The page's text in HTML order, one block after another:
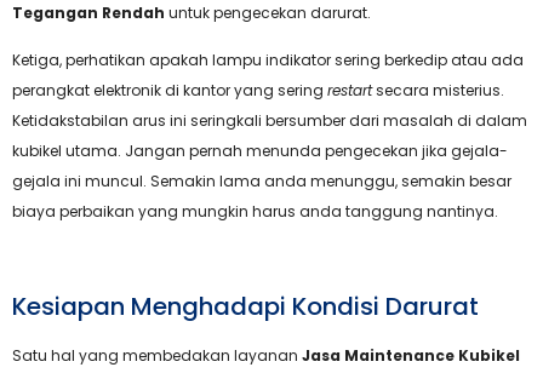
Tegangan Rendah untuk pengecekan darurat.
Ketiga, perhatikan apakah lampu indikator sering berkedip atau ada
perangkat elektronik di kantor yang sering restartsecara misterius.
Ketidakstabilan arus ini seringkali bersumber dari masalah di dalam
kubikel utama. Jangan pernah menunda pengecekan jika gejala-
gejala ini muncul. Semakin lama anda menunggu, semakin besar
biaya perbaikan yang mungkin harus anda tanggung nantinya.
Kesiapan Menghadapi Kondisi Darurat
Satu hal yang membedakan layanan Jasa Maintenance Kubikel